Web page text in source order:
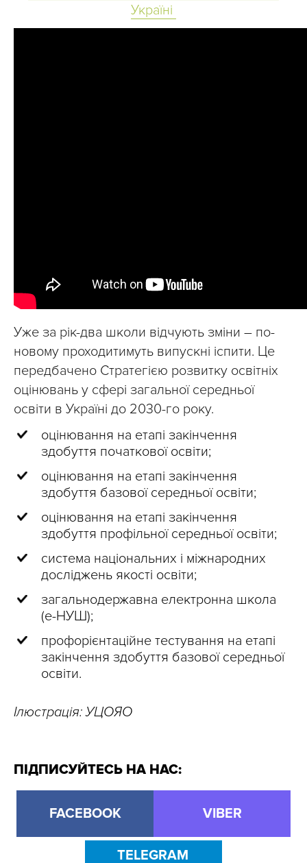
Україні
Уже за рік-два школи відчують зміни – по-
новому проходитимуть випускні іспити. Це
передбачено Стратегією розвитку освітніх
оцінювань у сфері загальної середньої
освіти в Україні до 2030-го року.
оцінювання на етапі закінчення
здобуття початкової освіти;
оцінювання на етапі закінчення
здобуття базової середньої освіти;
оцінювання на етапі закінчення
здобуття профільної середньої освіти;
система національних і міжнародних
досліджень якості освіти;
загальнодержавна електронна школа
(e-НУШ);
профорієнтаційне тестування на етапі
закінчення здобуття базової середньої
освіти.
Ілюстрація: УЦОЯО
ПІДПИСУЙТЕСЬ НА НАС:
FACEBOOK VIBER
TELEGRAM